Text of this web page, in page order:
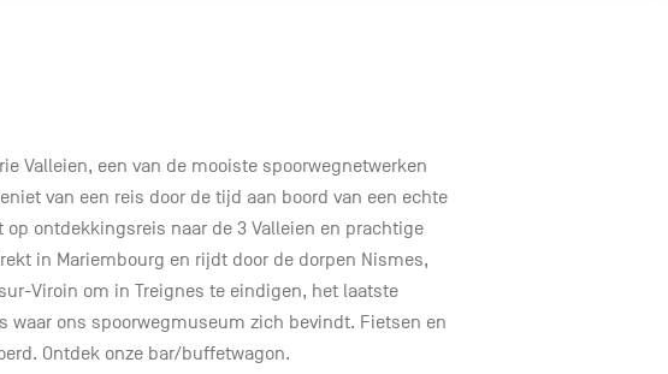
Valleien, een van de mooiste spoorwegnetwerken
van een reis door de tijd aan boord van een echte
ontdekkingsreis naar de 3 Valleien en prachtige
in Mariembourg en rijdt door de dorpen Nismes,
Viroin om in Treignes te eindigen, het laatste
waar ons spoorwegmuseum zich bevindt. Fietsen en
Ontdek onze bar/buffetwagon.